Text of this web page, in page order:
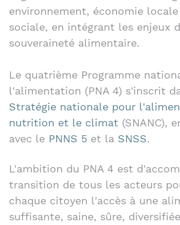
environnement, économie
sociale, en intégrant les enjeux
souveraineté alimentaire.
Le quatrième Programme
l'alimentation (PNA 4) s'inscrit
Stratégie nationale pour
nutrition et le climat (SNANC),
avec le PNNS 5 et la SNSS.
L'ambition du PNA 4 est
transition de tous les acteurs
chaque citoyen l'accès à une
suffisante, saine, sûre,